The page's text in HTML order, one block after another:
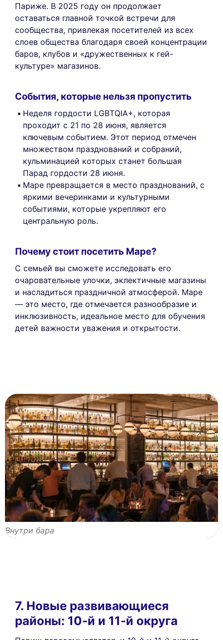
Париже. В 2025 году он продолжает
оставаться главной точкой встречи для
сообщества, привлекая посетителей из всех
слоев общества благодаря своей концентрации
баров, клубов и «дружественных к гей-
культуре» магазинов.
События, которые нельзя пропустить
Неделя гордости LGBTQIA+, которая
проходит с 21 по 28 июня, является
ключевым событием. Этот период отмечен
множеством празднований и собраний,
кульминацией которых станет большая
Парад гордости 28 июня.
Маре превращается в место празднований, с
яркими вечеринками и культурными
событиями, которые укрепляют его
центральную роль.
Почему стоит посетить Маре?
С семьей вы сможете исследовать его
очаровательные улочки, эклектичные магазины
и насладиться праздничной атмосферой. Маре
— это место, где отмечается разнообразие и
инклюзивность, идеальное место для обучения
детей важности уважения и открытости.
Внутри бара
7. Новые развивающиеся
районы: 10-й и 11-й округа